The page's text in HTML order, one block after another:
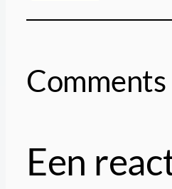
Comments
Een